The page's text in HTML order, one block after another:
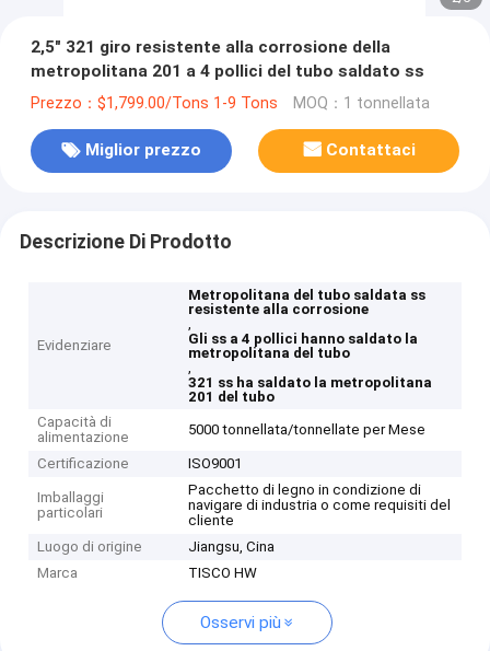
2,5" 321 giro resistente alla corrosione della
metropolitana 201 a 4 pollici del tubo saldato ss
Prezzo：$1,799.00/Tons 1-9 Tons MOQ：1 tonnellata
Miglior prezzo Contattaci
Descrizione Di Prodotto
Evidenziare
Metropolitana del tubo saldata ss
resistente alla corrosione
,
Gli ss a 4 pollici hanno saldato la
metropolitana del tubo
,
321 ss ha saldato la metropolitana
201 del tubo
Capacità di
alimentazione
5000 tonnellata/tonnellate per Mese
Certificazione ISO9001
Imballaggi
particolari
Pacchetto di legno in condizione di
navigare di industria o come requisiti del
cliente
Luogo di origine
Jiangsu, Cina
Marca
TISCO HW
Osservi più